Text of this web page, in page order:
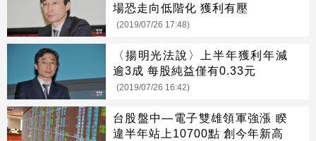
場恐走向低階化 獲利有壓
(2019/07/26 17:48)
〈揚明光法說〉上半年獲利年減
逾3成 每股純益僅有0.33元
(2019/07/26 16:42)
台股盤中—電子雙雄領軍強漲 睽
違半年站上10700點 創今年新高